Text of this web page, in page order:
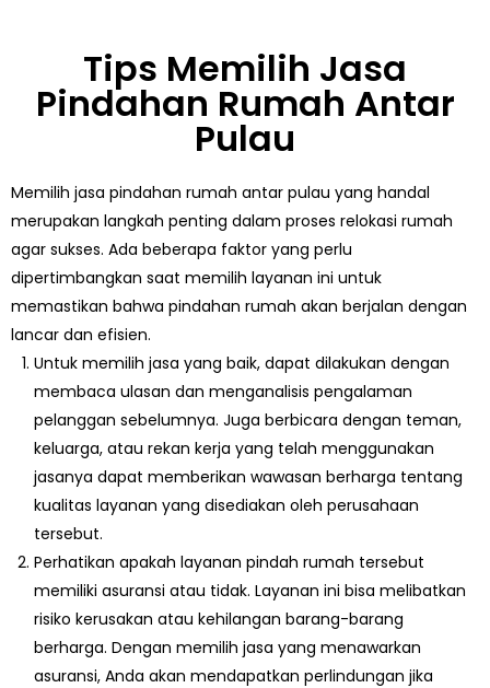
Tips Memilih Jasa
Pindahan Rumah Antar
Pulau
Memilih jasa pindahan rumah antar pulau yang handal
merupakan langkah penting dalam proses relokasi rumah
agar sukses. Ada beberapa faktor yang perlu
dipertimbangkan saat memilih layanan ini untuk
memastikan bahwa pindahan rumah akan berjalan dengan
lancar dan efisien.
Untuk memilih jasa yang baik, dapat dilakukan dengan
membaca ulasan dan menganalisis pengalaman
pelanggan sebelumnya. Juga berbicara dengan teman,
keluarga, atau rekan kerja yang telah menggunakan
jasanya dapat memberikan wawasan berharga tentang
kualitas layanan yang disediakan oleh perusahaan
tersebut.
Perhatikan apakah layanan pindah rumah tersebut
memiliki asuransi atau tidak. Layanan ini bisa melibatkan
risiko kerusakan atau kehilangan barang-barang
berharga. Dengan memilih jasa yang menawarkan
asuransi, Anda akan mendapatkan perlindungan jika